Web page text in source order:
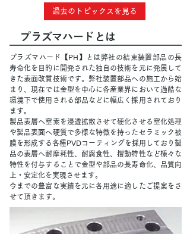
過去のトピックスを見る
プラズマハードとは
プラズマハード【PH】とは弊社の結束装置部品の長
寿命化を目的に開発された独自の技術を元に発展して
きた表面改質技術です。弊社装置部品への施工から始
まり、現在では金型を中心に各産業界において過酷な
環境下で使用される部品などに幅広く採用されており
ます。
製品表層へ窒素を浸透拡散させて硬化させる窒化処理
や製品表面へ硬質で多様な特徴を持ったセラミック被
膜を形成する各種PVDコーティングを採用しており製
品の表層へ耐摩耗性、耐腐食性、摺動特性など様々な
特性を付与することで金型や部品の長寿命化、品質向
上・安定化を実現させます。
今までの豊富な実績を元に各用途に適したご提案をさ
せて頂きます。